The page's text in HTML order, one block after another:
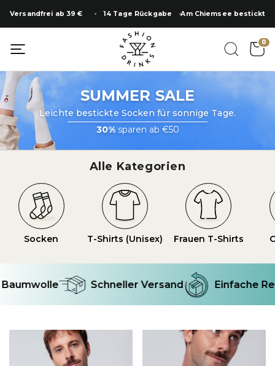
Inhalt
springen
Versandfrei ab 39 € 14 Tage Rückgabe Am Chiemsee bestickt
0
SUMMER SALE
Leichte bestickte Socken für sonnige Tage.
30%sparen ab €50
Alle Kategorien
Socken T-Shirts (Unisex) Frauen T-Shirts
Schneller Versand Einfache